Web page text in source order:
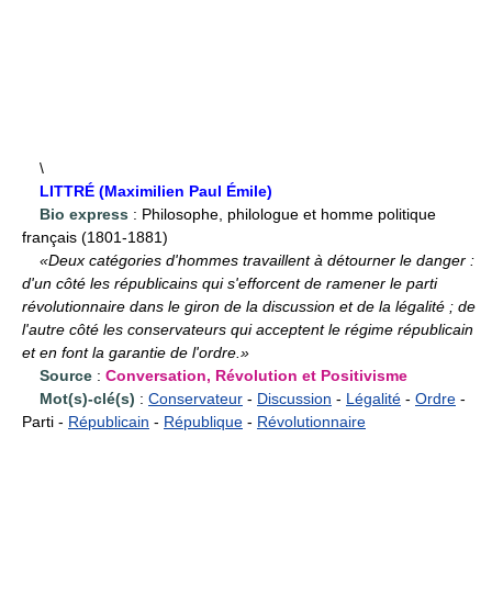
\
LITTRÉ (Maximilien Paul Émile)
Bio express : Philosophe, philologue et homme politique
français (1801-1881)
«Deux catégories d'hommes travaillent à détourner le danger :
d'un côté les républicains qui s'efforcent de ramener le parti
révolutionnaire dans le giron de la discussion et de la légalité ; de
l'autre côté les conservateurs qui acceptent le régime républicain
et en font la garantie de l'ordre.»
Source : Conversation, Révolution et Positivisme
Mot(s)-clé(s) : Conservateur - Discussion - Légalité - Ordre -
Parti - Républicain - République - Révolutionnaire